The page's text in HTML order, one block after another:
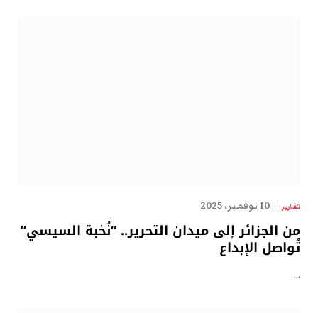
تقارير 10 نوفمبر، 2025
من الجزائر إلى ميدان التحرير.. “نُخبة السيسي”
تُواصل الإبداع
…